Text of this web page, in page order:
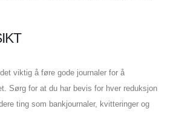
viktig å føre gode journaler for å
Sørg for at du har bevis for hver reduksjon
ting som bankjournaler, kvitteringer og